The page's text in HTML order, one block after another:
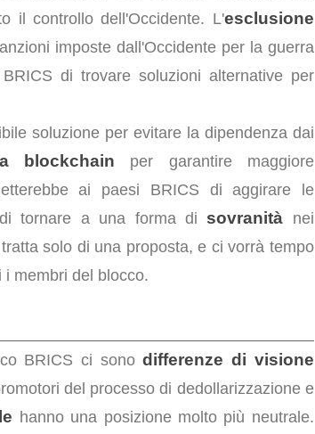
il controllo dell'Occidente. L'esclusione
imposte dall'Occidente per la guerra
di trovare soluzioni alternative per
soluzione per evitare la dipendenza dai
blockchain per garantire maggiore
ai paesi BRICS di aggirare le
tornare a una forma di sovranità nei
solo di una proposta, e ci vorrà tempo
membri del blocco.
BRICS ci sonodifferenze di visione
del processo di dedollarizzazione e
hanno una posizione molto più neutrale.